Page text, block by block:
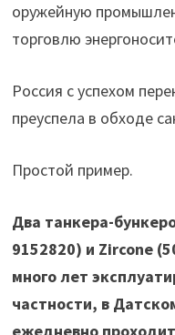
оружейную
торговлю
Россия с успехом
преуспела в обходе
Простой пример.
Два танкера-
9152820) и Zircone
много лет
частности, в